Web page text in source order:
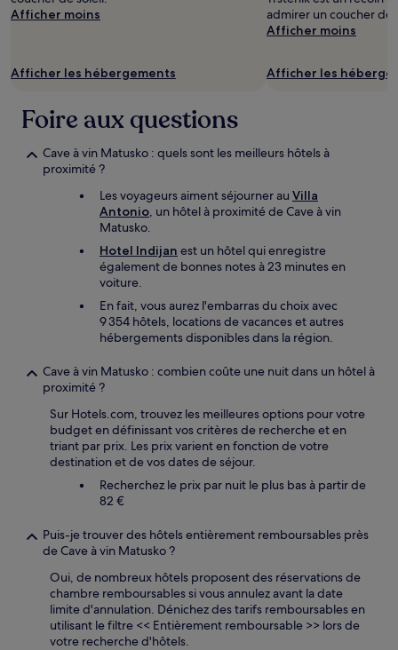
Afficher moins
Afficher les hébergements
admirer un coucher de
Afficher moins
Afficher les
Foire aux questions
Cave à vin Matusko : quels sont les meilleurs hôtels à
proximité ?
Les voyageurs aiment séjourner au Villa
Antonio, un hôtel à proximité de Cave à vin
Matusko.
Hotel Indijan est un hôtel qui enregistre
également de bonnes notes à 23 minutes en
voiture.
En fait, vous aurez l'embarras du choix avec
9 354 hôtels, locations de vacances et autres
hébergements disponibles dans la région.
Cave à vin Matusko : combien coûte une nuit dans un hôtel à
proximité ?
Sur Hotels.com, trouvez les meilleures options pour votre
budget en définissant vos critères de recherche et en
triant par prix. Les prix varient en fonction de votre
destination et de vos dates de séjour.
Recherchez le prix par nuit le plus bas à partir de
82 €
Puis-je trouver des hôtels entièrement remboursables près
de Cave à vin Matusko ?
Oui, de nombreux hôtels proposent des réservations de
chambre remboursables si vous annulez avant la date
limite d'annulation. Dénichez des tarifs remboursables en
utilisant le filtre << Entièrement remboursable >> lors de
votre recherche d'hôtels.